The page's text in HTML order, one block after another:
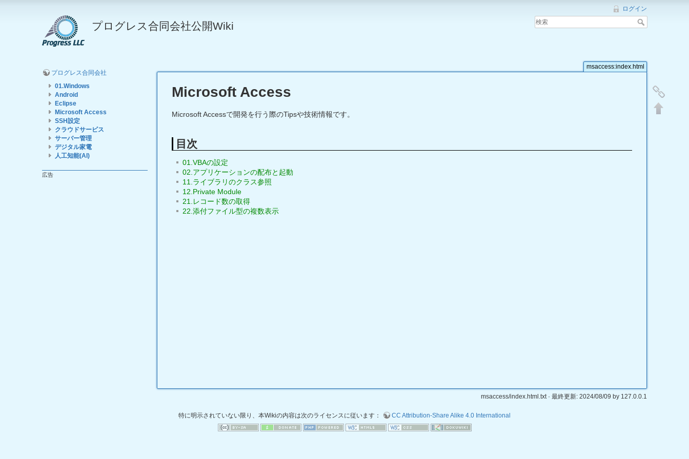
プログレス合同会社公開Wiki
ログイン
プログレス合同会社
01.Windows
Android
Eclipse
Microsoft Access
SSH設定
クラウドサービス
サーバー管理
デジタル家電
人工知能(AI)
広告
msaccess:index.html
Microsoft Access
Microsoft Accessで開発を行う際のTipsや技術情報です。
目次
01.VBAの設定
02.アプリケーションの配布と起動
11.ライブラリのクラス参照
12.Private Module
21.レコード数の取得
22.添付ファイル型の複数表示
msaccess/index.html.txt· 最終更新: 2024/08/09 by 127.0.0.1
特に明示されていない限り、本Wikiの内容は次のライセンスに従います： CC Attribution-Share Alike 4.0 International